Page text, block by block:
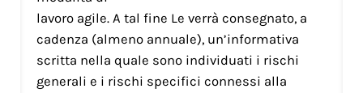
lavoro agile. A tal fine Le verrà consegnato, a
cadenza (almeno annuale), un’informativa
scritta nella quale sono individuati i rischi
generali e i rischi specifici connessi alla